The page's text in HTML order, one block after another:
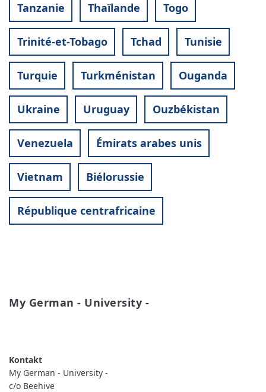
Tanzanie Thaïlande Togo
Trinité-et-Tobago Tchad Tunisie
Turquie Turkménistan Ouganda
Ukraine Uruguay Ouzbékistan
Venezuela Émirats arabes unis
Vietnam Biélorussie
République centrafricaine
My German - University -
UNIVERSITY
-
My German - University -
c/o Beehive